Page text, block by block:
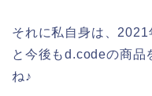
それに私自身は、
と今後もd.codeの商品
ね♪